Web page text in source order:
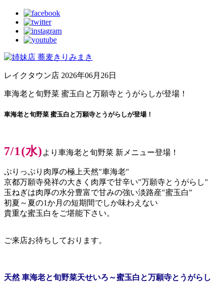
レイクタウン店 2026年06月26日
車海老と旬野菜 蜜玉白と万願寺とうがらしが登場！
車海老と旬野菜 蜜玉白と万願寺とうがらしが登場！
7/1(水) より車海老と旬野菜 新メニュー登場！
ぷりっぷり肉厚の極上天然"車海老"
京都万願寺発祥の大きく肉厚で甘辛い"万願寺とうがらし"
玉ねぎは肉厚の水分豊富で甘みの強い淡路産"蜜玉白"
初夏～夏の1か月の短期間でしか味わえない
貴重な蜜玉白をご堪能下さい。
ご来店お待ちしております。
天然 車海老と旬野菜天せいろ ～蜜玉白と万願寺とうがらし